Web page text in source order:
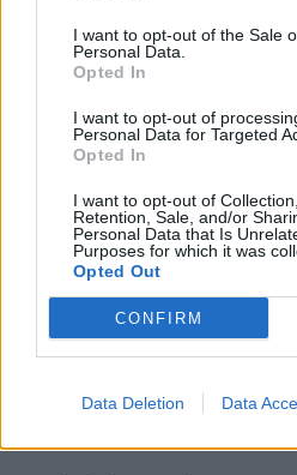
I want to opt-out of the Sale
Personal Data.
Opted In
I want to opt-out of
Personal Data for Targeted
Opted In
I want to opt-out of
Retention, Sale, and/or
Personal Data that Is
Purposes for which it was
Opted Out
CONFIRM
Data Deletion Data
5 Ago 2026